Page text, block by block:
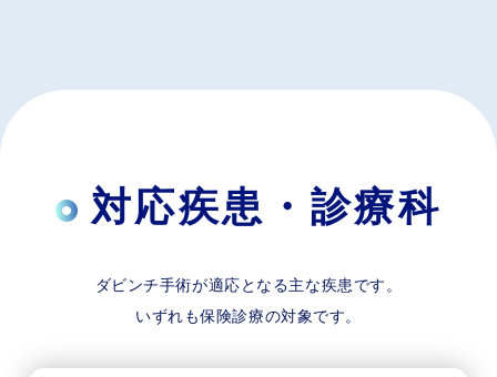
対応疾患・診療科
ダビンチ手術が適応となる主な疾患です。
いずれも保険診療の対象です。